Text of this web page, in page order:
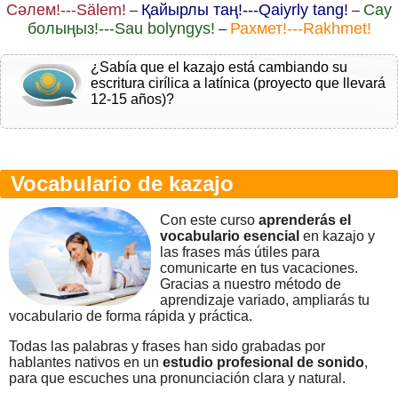
Сәлем!---Sälem! – Қайырлы таң!---Qaiyrly tang! – Сау
болыңыз!---Sau bolyngys! – Рахмет!---Rakhmet!
¿Sabía que el kazajo está cambiando su
escritura cirílica a latínica (proyecto que llevará
12-15 años)?
Vocabulario de kazajo
Con este curso aprenderás el
vocabulario esencial en kazajo y
las frases más útiles para
comunicarte en tus vacaciones.
Gracias a nuestro método de
aprendizaje variado, ampliarás tu
vocabulario de forma rápida y práctica.
Todas las palabras y frases han sido grabadas por
hablantes nativos en un estudio profesional de sonido,
para que escuches una pronunciación clara y natural.